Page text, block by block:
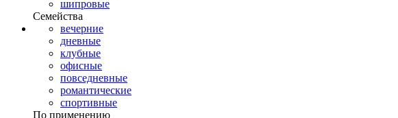
шипровые
Семейства
вечерние
дневные
клубные
офисные
повседневные
романтические
спортивные
По применению